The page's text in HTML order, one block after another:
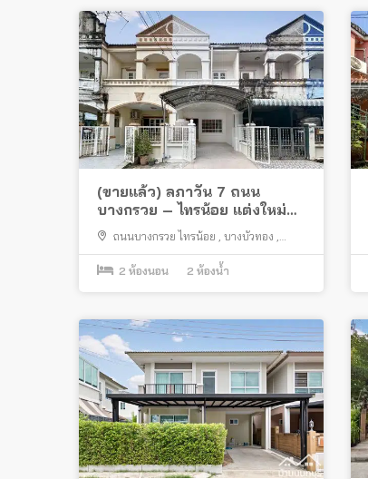
(ขายแล้ว) ลภาวัน 7 ถนน
บางกรวย – ไทรน้อย แต่งใหม่
ใกล้สถานีรถไฟฟ้าบางพลู
ถนนบางกรวย ไทรน้อย , บางบัวทอง ,
นนทบุรี , บางรักพัฒนา
2 ห้องนอน 2 ห้องน้ำ